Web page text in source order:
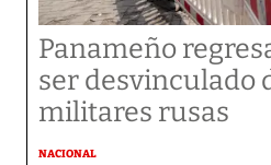
Panameño
ser desvinculado
militares rusas
NACIONAL